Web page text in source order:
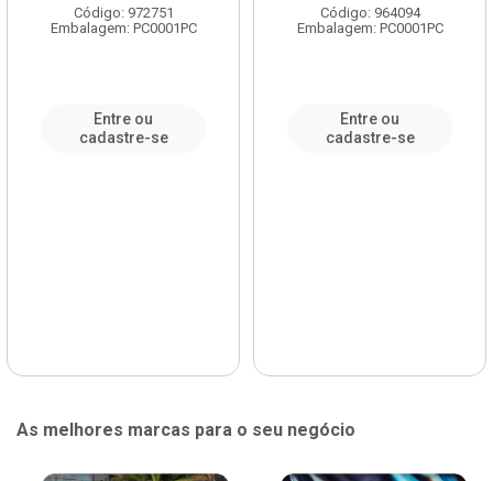
Código: 972751
Embalagem: PC0001PC
Entre ou
cadastre-se
Código: 964094
Embalagem: PC0001PC
Entre ou
cadastre-se
As melhores marcas para o seu negócio